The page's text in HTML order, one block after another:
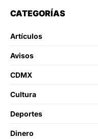
CATEGORÍAS
Artículos
Avisos
CDMX
Cultura
Deportes
Dinero